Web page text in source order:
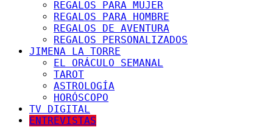
REGALOS PARA MUJER
REGALOS PARA HOMBRE
REGALOS DE AVENTURA
REGALOS PERSONALIZADOS
JIMENA LA TORRE
EL ORÁCULO SEMANAL
TAROT
ASTROLOGÍA
HORÓSCOPO
TV DIGITAL
ENTREVISTAS